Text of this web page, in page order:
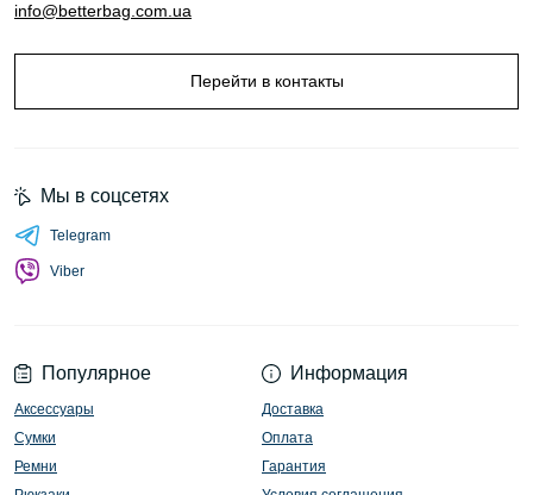
info@betterbag.com.ua
Перейти в контакты
Популярное
Аксессуары
Сумки
Ремни
Информация
Доставка
Оплата
Гарантия
Мы в соцсетях
Telegram
Viber